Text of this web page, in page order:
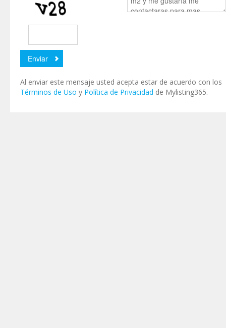
Al enviar este mensaje usted acepta estar de acuerdo con los
Términos de Uso y Política de Privacidad de Mylisting365.